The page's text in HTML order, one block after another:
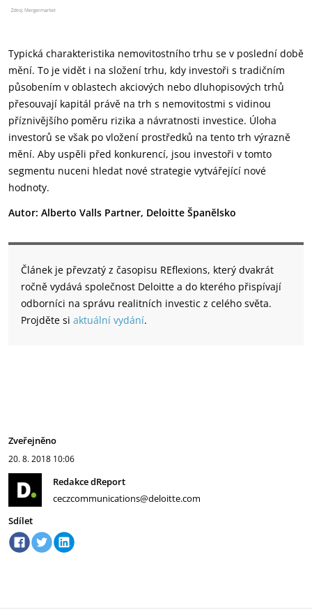
Typická charakteristika nemovitostního trhu se v poslední době
mění. To je vidět i na složení trhu, kdy investoři s tradičním
působením v oblastech akciových nebo dluhopisových trhů
přesouvají kapitál právě na trh s nemovitostmi s vidinou
příznivějšího poměru rizika a návratnosti investice. Úloha
investorů se však po vložení prostředků na tento trh výrazně
mění. Aby uspěli před konkurencí, jsou investoři v tomto
segmentu nuceni hledat nové strategie vytvářející nové
hodnoty.
Autor: Alberto Valls Partner, Deloitte Španělsko
Článek je převzatý z časopisu REflexions, který dvakrát
ročně vydává společnost Deloitte a do kterého přispívají
odborníci na správu realitních investic z celého světa.
Projděte si aktuální vydání.
Zveřejněno
20. 8. 2018 10:06
Redakce dReport
ceczcommunications@deloitte.com
Sdílet